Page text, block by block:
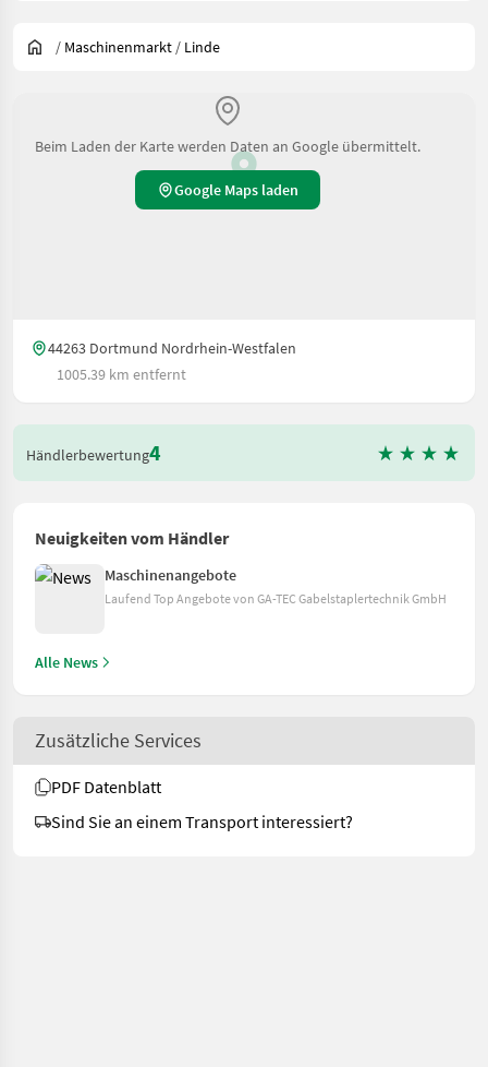
/ Maschinenmarkt / Linde
Beim Laden der Karte werden Daten an Google übermittelt.
Google Maps laden
44263 Dortmund Nordrhein-Westfalen
1005.39 km entfernt
Händlerbewertung4
Neuigkeiten vom Händler
Maschinenangebote
Laufend Top Angebote von GA-TEC Gabelstaplertechnik GmbH
Alle News
Zusätzliche Services
PDF Datenblatt
Sind Sie an einem Transport interessiert?